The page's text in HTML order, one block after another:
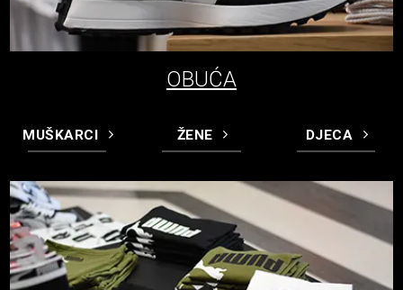
OBUĆA
MUŠKARCI ŽENE DJECA